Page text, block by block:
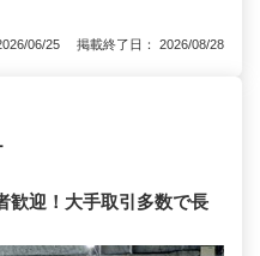
06/25 掲載終了日： 2026/08/28
歓迎！大手取引多数で長